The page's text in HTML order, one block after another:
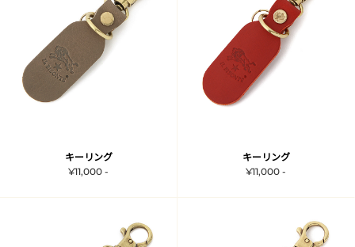
キーリング
¥11,000 -
キーリング
¥11,000 -